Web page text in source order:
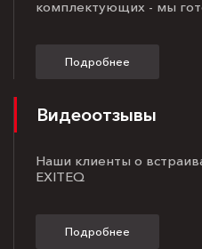
комплектующих - мы
Подробнее
Видеоотзывы
Наши клиенты о
EXITEQ
Подробнее